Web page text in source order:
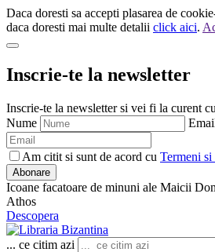
Daca doresti sa accepti plasarea de
daca doresti mai multe detalii click aici.
Inscrie-te la newsletter
Inscrie-te la newsletter si vei fi la curent
Nume
Am citit si sunt de acord cu Termeni
Abonare
Icoane facatoare de minuni ale Maicii
Athos
Descopera
... ce citim azi